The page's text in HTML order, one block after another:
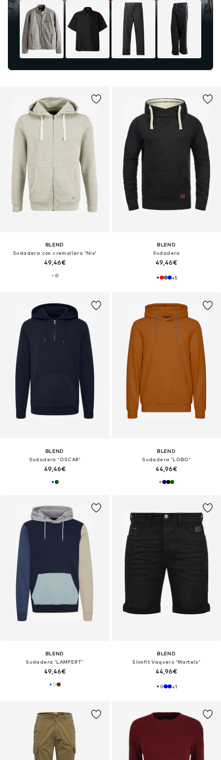
BLEND
Sudadera con cremallera 'Nix'
49,46€
BLEND
Sudadera
49,46€
+5
BLEND
Sudadera 'OSCAR'
49,46€
BLEND
Sudadera 'LOBO'
44,96€
BLEND
Sudadera 'LAMPERT'
49,46€
BLEND
Slimfit Vaquero 'Martels'
44,96€
+1